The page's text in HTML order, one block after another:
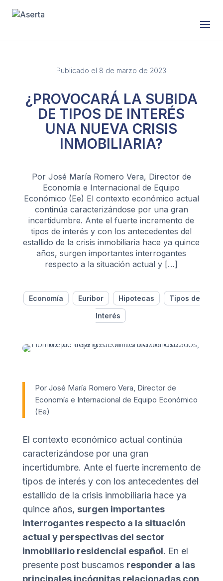
Saltar al contenido
Publicado el 8 de marzo de 2023
¿PROVOCARÁ LA SUBIDA
DE TIPOS DE INTERÉS
UNA NUEVA CRISIS
INMOBILIARIA?
Por José María Romero Vera, Director de
Economía e Internacional de Equipo
Económico (Ee) El contexto económico actual
continúa caracterizándose por una gran
incertidumbre. Ante el fuerte incremento de
tipos de interés y con los antecedentes del
estallido de la crisis inmobiliaria hace ya quince
años, surgen importantes interrogantes
respecto a la situación actual y […]
Economía Euribor Hipotecas Tipos de
Interés
Por José María Romero Vera, Director de
Economía e Internacional de Equipo Económico
(Ee)
El contexto económico actual continúa
caracterizándose por una gran
incertidumbre. Ante el fuerte incremento de
tipos de interés y con los antecedentes del
estallido de la crisis inmobiliaria hace ya
quince años, surgen importantes
interrogantes respecto a la situación
actual y perspectivas del sector
inmobiliario residencial español. En el
presente post buscamos responder a las
principales incógnitas relacionadas con